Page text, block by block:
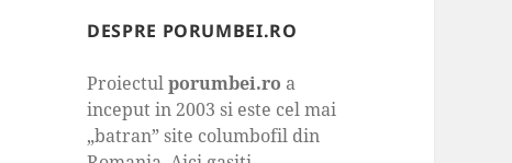
DESPRE PORUMBEI.RO
Proiectulporumbei.ro a
inceput in 2003 si este cel mai
„batran” site columbofil din